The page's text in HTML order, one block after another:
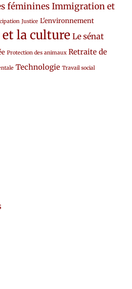
féminines Immigration et
Justice L'environnement
et la culture Le sénat
Protection des animaux Retraite de
Technologie Travail social